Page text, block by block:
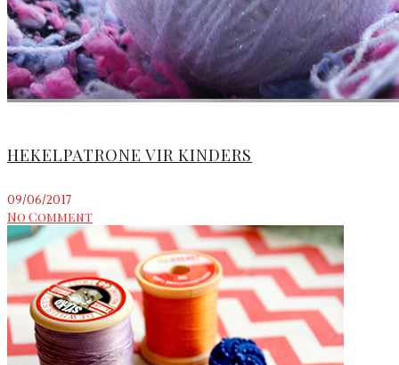
HEKELPATRONE VIR KINDERS
09/06/2017
No Comment